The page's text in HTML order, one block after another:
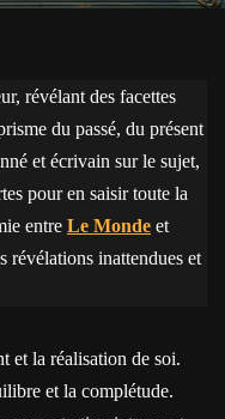
révélant des facettes
du passé, du présent
et écrivain sur le sujet,
pour en saisir toute la
entre Le Monde et
révélations inattendues et
et la réalisation de soi.
et la complétude.